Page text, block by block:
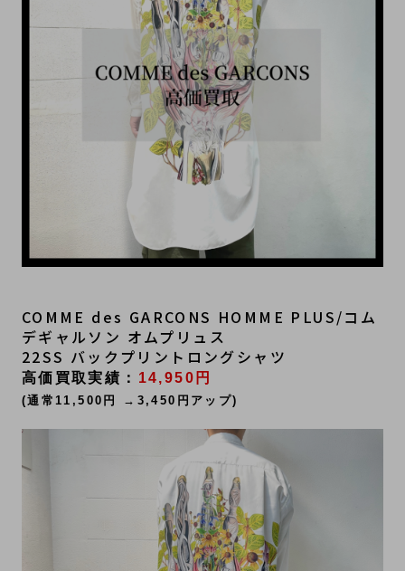
COMME des GARCONS HOMME PLUS/コム
デギャルソン オムプリュス
22SS バックプリントロングシャツ
高価買取実績： 14,950円
(通常11,500円 →3,450円アップ)